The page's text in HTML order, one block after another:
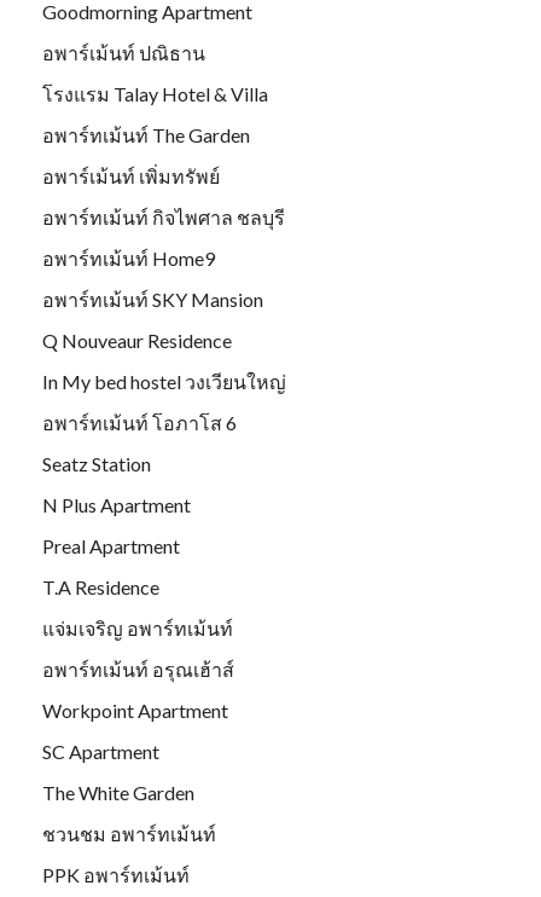
Goodmorning Apartment
อพาร์เม้นท์ ปณิธาน
โรงแรม Talay Hotel & Villa
อพาร์ทเม้นท์ The Garden
อพาร์เม้นท์ เพิ่มทรัพย์
อพาร์ทเม้นท์ กิจไพศาล ชลบุรี
อพาร์ทเม้นท์ Home9
อพาร์ทเม้นท์ SKY Mansion
Q Nouveaur Residence
In My bed hostel วงเวียนใหญ่
อพาร์ทเม้นท์ โอภาโส 6
Seatz Station
N Plus Apartment
Preal Apartment
T.A Residence
แจ่มเจริญ อพาร์ทเม้นท์
อพาร์ทเม้นท์ อรุณเฮ้าส์
Workpoint Apartment
SC Apartment
The White Garden
ชวนชม อพาร์ทเม้นท์
PPK อพาร์ทเม้นท์